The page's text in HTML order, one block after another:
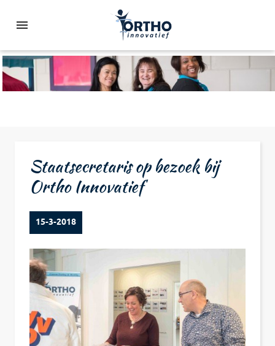
Staatsecretaris op bezoek bij
Ortho Innovatief
15-3-2018